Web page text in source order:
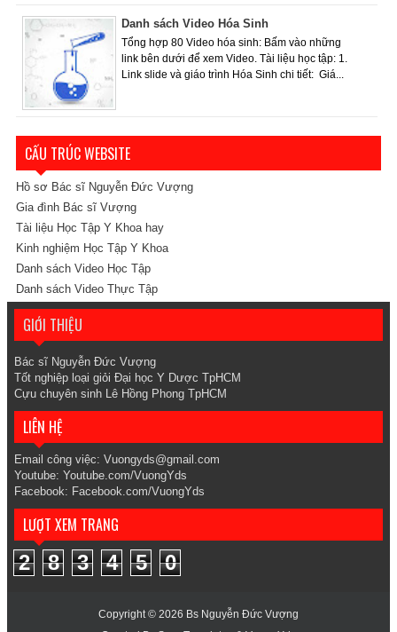
Danh sách Video Hóa Sinh
Tổng hợp 80 Video hóa sinh: Bấm vào những
link bên dưới để xem Video. Tài liệu học tập: 1.
Link slide và giáo trình Hóa Sinh chi tiết: Giá...
CẤU TRÚC WEBSITE
Hồ sơ Bác sĩ Nguyễn Đức Vượng
Gia đình Bác sĩ Vượng
Tài liệu Học Tập Y Khoa hay
Kinh nghiệm Học Tập Y Khoa
Danh sách Video Học Tập
Danh sách Video Thực Tập
GIỚI THIỆU
Bác sĩ Nguyễn Đức Vượng
Tốt nghiệp loại giỏi Đại học Y Dược TpHCM
Cựu chuyên sinh Lê Hồng Phong TpHCM
LIÊN HỆ
Email công việc: Vuongyds@gmail.com
Youtube: Youtube.com/VuongYds
Facebook: Facebook.com/VuongYds
LƯỢT XEM TRANG
2 8 3 4 5 0
Copyright © 2026 Bs Nguyễn Đức Vượng